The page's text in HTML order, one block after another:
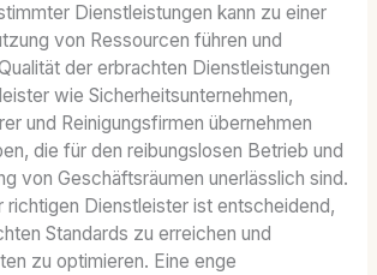
Dienstleistungen kann zu einer
von Ressourcen führen und
der erbrachten Dienstleistungen
wie Sicherheitsunternehmen,
und Reinigungsfirmen übernehmen
die für den reibungslosen Betrieb und
von Geschäftsräumen unerlässlich sind.
richtigen Dienstleister ist entscheidend,
Standards zu erreichen und
zu optimieren. Eine enge